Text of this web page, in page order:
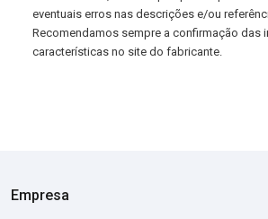
eventuais erros nas descrições e/ou
Recomendamos sempre a confirmação das
características no site do fabricante.
Empresa